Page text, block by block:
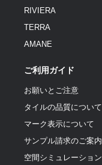
RIVIERA
TERRA
AMANE
ご利用ガイド
お願いとご注意
タイルの品質について
マーク表示について
サンプル請求のご案内
空間シミュレーション